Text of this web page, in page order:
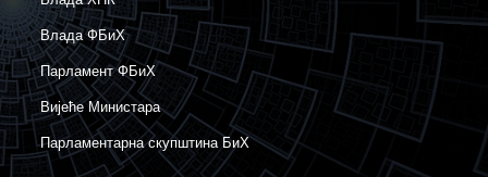
Влада ФБиХ
Парламент ФБиХ
Вијеће Министара
Парламентарна скупштина БиХ